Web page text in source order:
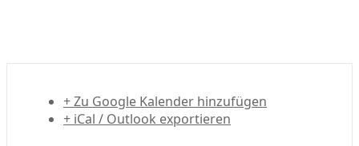
+ Zu Google Kalender hinzufügen
+ iCal / Outlook exportieren